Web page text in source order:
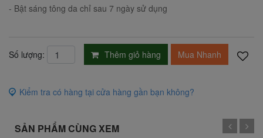
- Bật sáng tông da chỉ sau 7 ngày sử dụng
Số lượng: Thêm giỏ hàng Mua Nhanh
Kiểm tra có hàng tại cửa hàng gần bạn không?
SẢN PHẨM CÙNG XEM